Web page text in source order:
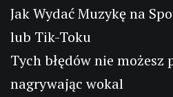
Jak Wydać Muzykę na
lub Tik-Toku
Tych błędów nie możesz
nagrywając wokal